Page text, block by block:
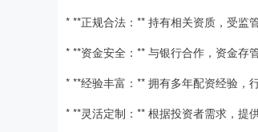
* **正规合法：** 持有相关资质，受监
* **资金安全：** 与银行合作，资金存
* **经验丰富：** 拥有多年配资经验，
* **灵活定制：** 根据投资者需求，提